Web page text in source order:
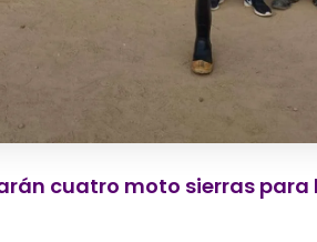
cuatro moto sierras para